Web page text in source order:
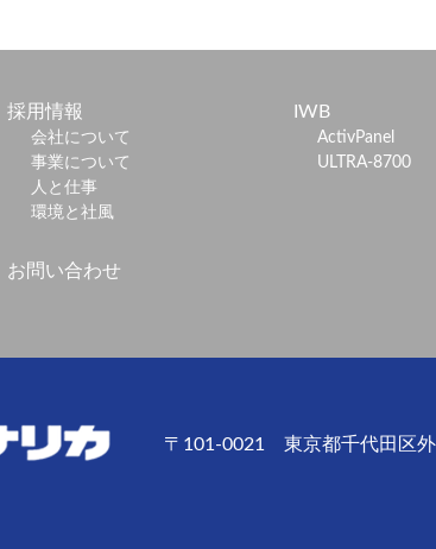
採用情報
会社について
事業について
人と仕事
環境と社風
お問い合わせ
IWB
ActivPanel
ULTRA-8700
〒101-0021 東京都千代田区